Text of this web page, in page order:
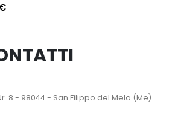
€
8 - 98044 - San Filippo del Mela (Me)